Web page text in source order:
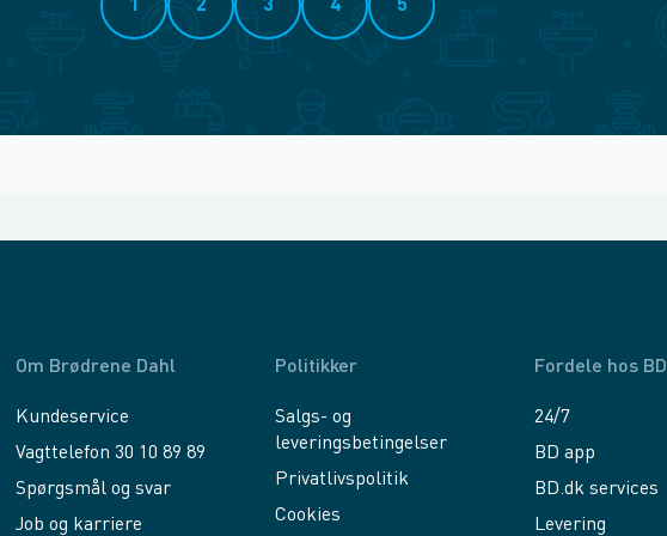
1 2 3 4 5
Om Brødrene Dahl
Kundeservice
Vagttelefon 30 10 89 89
Spørgsmål og svar
Job og karriere
Politikker
Salgs- og
leveringsbetingelser
Privatlivspolitik
Cookies
Fordele hos BD
24/7
BD app
BD.dk services
Levering